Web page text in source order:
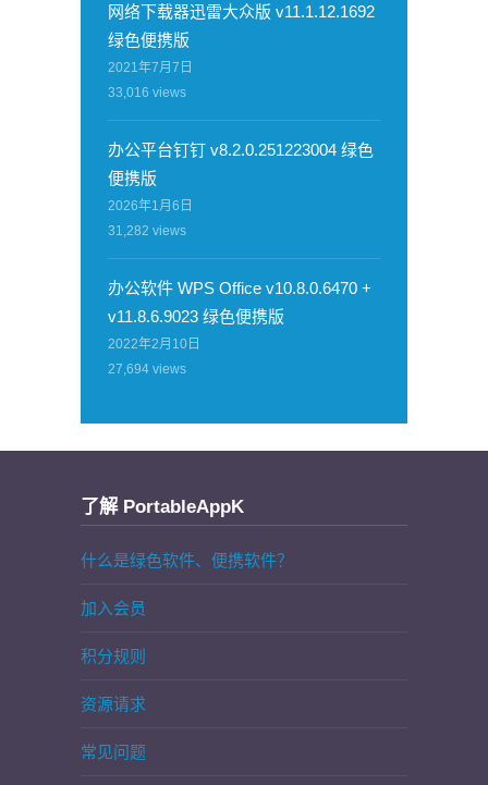
网络下载器迅雷大众版 v11.1.12.1692
绿色便携版
2021年7月7日
33,016 views
办公平台钉钉 v8.2.0.251223004 绿色
便携版
2026年1月6日
31,282 views
办公软件 WPS Office v10.8.0.6470 +
v11.8.6.9023 绿色便携版
2022年2月10日
27,694 views
了解 PortableAppK
什么是绿色软件、便携软件？
加入会员
积分规则
资源请求
常见问题